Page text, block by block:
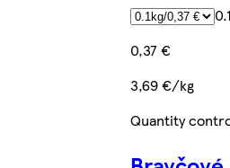
0,37 €
3,69 €/kg
Quantity